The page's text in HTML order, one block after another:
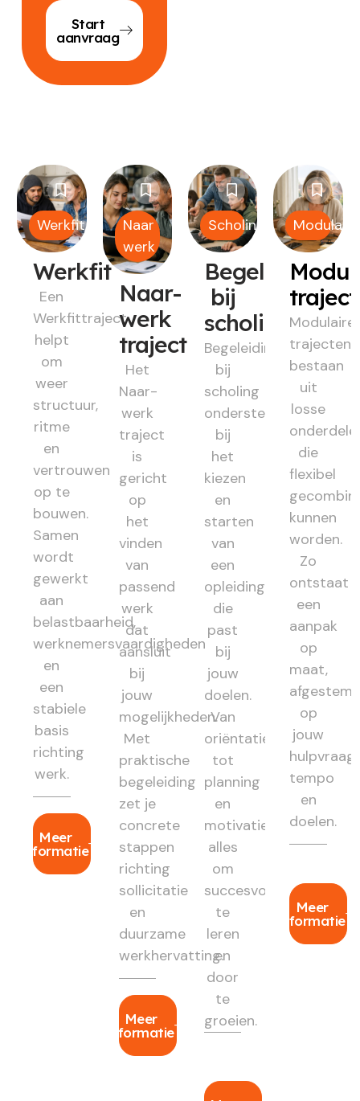
Start
aanvraag
Werkfit
Werkfit
Een
Werkfittraject
helpt
om
weer
structuur,
ritme
en
vertrouwen
op te
bouwen.
Samen
wordt
gewerkt
aan
belastbaarheid,
werknemersvaardigheden
en
een
stabiele
basis
richting
werk.
Meer
informatie
Naar
werk
Naar-
werk
traject
Het
Naar-
werk
traject
is
gericht
op
het
vinden
van
passend
werk
dat
aansluit
bij
jouw
mogelijkheden.
Met
praktische
begeleiding
zet je
concrete
stappen
richting
sollicitatie
en
duurzame
werkhervatting.
Meer
informatie
Scholing
Begeleiding
bij
scholing
Begeleiding
bij
scholing
ondersteunt
bij
het
kiezen
en
starten
van
een
opleiding
die
past
bij
jouw
doelen.
Van
oriëntatie
tot
planning
en
motivatie:
alles
om
succesvol
te
leren
en
door
te
groeien.
Modulair
Modulaire
trajecten
bestaan
uit
losse
die
flexibel
kunnen
worden.
Zo
ontstaat
een
aanpak
op
maat,
op
jouw
hulpvraag,
tempo
en
doelen.
Meer
informatie